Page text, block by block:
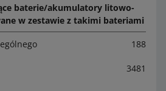
baterie/akumulatory litowo-
w zestawie z takimi bateriami
188
3481